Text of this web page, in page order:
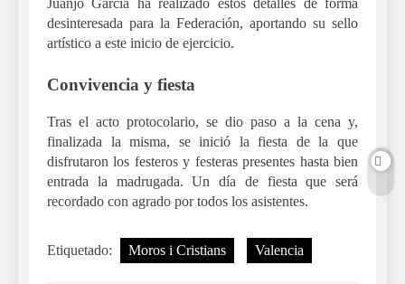
Juanjo García ha realizado estos detalles de forma
desinteresada para la Federación, aportando su sello
artístico a este inicio de ejercicio.
Convivencia y fiesta
Tras el acto protocolario, se dio paso a la cena y,
finalizada la misma, se inició la fiesta de la que
disfrutaron los festeros y festeras presentes hasta bien
entrada la madrugada. Un día de fiesta que será
recordado con agrado por todos los asistentes.
Etiquetado: Moros i Cristians Valencia